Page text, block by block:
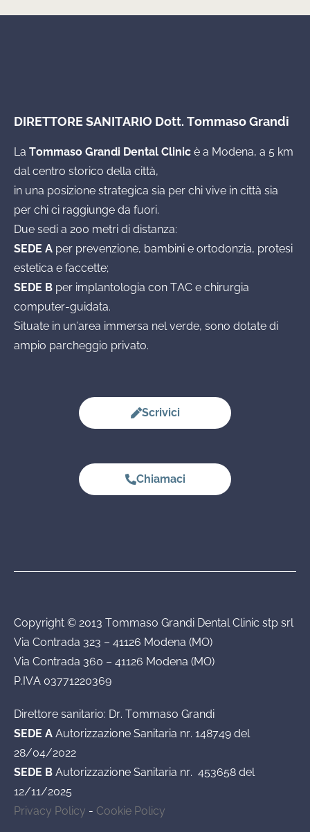
DIRETTORE SANITARIO Dott. Tommaso Grandi
La Tommaso Grandi Dental Clinic è a Modena, a 5 km
dal centro storico della città,
in una posizione strategica sia per chi vive in città sia
per chi ci raggiunge da fuori.
Due sedi a 200 metri di distanza:
SEDE A per prevenzione, bambini e ortodonzia, protesi
estetica e faccette;
SEDE B per implantologia con TAC e chirurgia
computer-guidata.
Situate in un’area immersa nel verde, sono dotate di
ampio parcheggio privato.
Scrivici
Chiamaci
Copyright © 2013 Tommaso Grandi Dental Clinic stp srl
Via Contrada 323 – 41126 Modena (MO)
Via Contrada 360 – 41126 Modena (MO)
P.IVA 03771220369
Direttore sanitario: Dr. Tommaso Grandi
SEDE A Autorizzazione Sanitaria nr. 148749 del
28/04/2022
SEDE B Autorizzazione Sanitaria nr. 453658 del
12/11/2025
Privacy Policy - Cookie Policy